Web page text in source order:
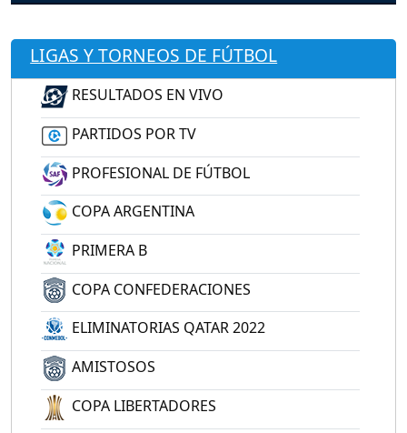
LIGAS Y TORNEOS DE FÚTBOL
RESULTADOS EN VIVO
PARTIDOS POR TV
PROFESIONAL DE FÚTBOL
COPA ARGENTINA
PRIMERA B
COPA CONFEDERACIONES
ELIMINATORIAS QATAR 2022
AMISTOSOS
COPA LIBERTADORES